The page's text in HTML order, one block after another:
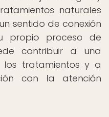
naturales
sentido de conexión
propio proceso de
contribuir a una
tratamientos y a
con la atención